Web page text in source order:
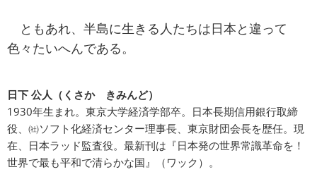
ともあれ、半島に生きる人たちは日本と違って
色々たいへんである。
日下 公人（くさか きみんど）
1930年生まれ。東京大学経済学部卒。日本長期信用銀行取締
役、㈳ソフト化経済センター理事長、東京財団会長を歴任。現
在、日本ラッド監査役。最新刊は『日本発の世界常識革命を！
世界で最も平和で清らかな国』（ワック）。